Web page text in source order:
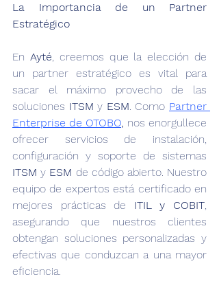
‍La Importancia de un Partner
Estratégico
En Ayté, creemos que la elección de
un partner estratégico es vital para
sacar el máximo provecho de las
soluciones ITSM y ESM. Como Partner
Enterprise de OTOBO, nos enorgullece
ofrecer servicios de instalación,
ITSM y ESM de código abierto. Nuestro
equipo de expertos está certificado en
mejores prácticas de ITIL y COBIT,
asegurando que nuestros clientes
obtengan soluciones personalizadas y
efectivas que conduzcan a una mayor
eficiencia.